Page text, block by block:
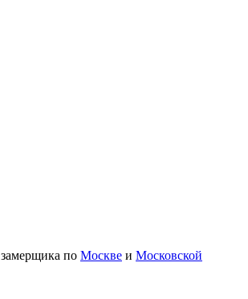
замерщика по Москве и Московской